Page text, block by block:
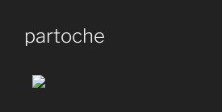
partoche